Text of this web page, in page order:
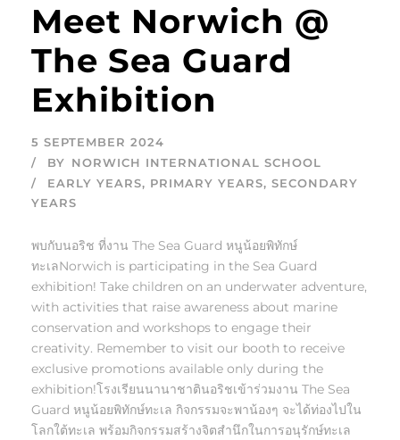
Meet Norwich @
The Sea Guard
Exhibition
5 SEPTEMBER 2024
BY NORWICH INTERNATIONAL SCHOOL
EARLY YEARS, PRIMARY YEARS, SECONDARY
YEARS
พบกับนอริช ที่งาน The Sea Guard หนูน้อยพิทักษ์
ทะเลNorwich is participating in the Sea Guard
exhibition! Take children on an underwater adventure,
with activities that raise awareness about marine
conservation and workshops to engage their
creativity. Remember to visit our booth to receive
exclusive promotions available only during the
exhibition!โรงเรียนนานาชาตินอริชเข้าร่วมงาน The Sea
Guard หนูน้อยพิทักษ์ทะเล กิจกรรมจะพาน้องๆ จะได้ท่องไปใน
โลกใต้ทะเล พร้อมกิจกรรมสร้างจิตสำนึกในการอนุรักษ์ทะเล